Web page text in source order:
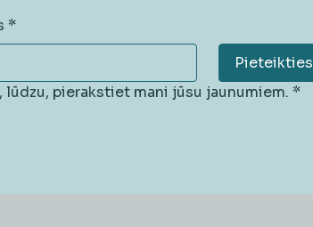
*
Pieteikties
lūdzu, pierakstiet mani jūsu jaunumiem. *